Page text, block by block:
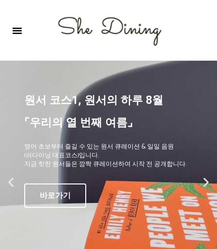
원서 코스1, 원서의 하루 8월
⌜우리의 열 번째 여름⌟
영어 초보부터 즐길 수 있는 원서 큐레이션 & 일일 음원
(쉬다이닝 대표코스)입니다.
지금 핫한 원서들은 깜짝 큐레이션하여 시작 전 공개합니다.
바로가기